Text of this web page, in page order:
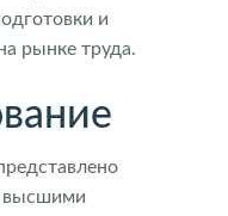
и
рынке труда.
высшими